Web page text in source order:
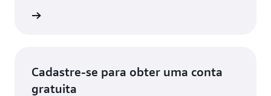
Cadastre-se para obter uma conta
gratuita